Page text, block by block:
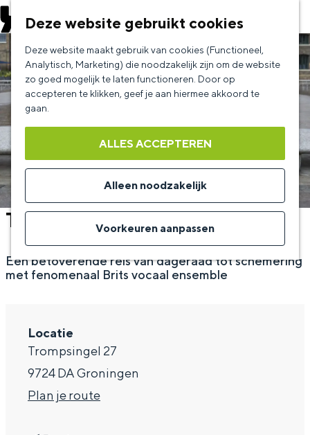
Deze website gebruikt cookies
Deze website maakt gebruik van cookies (Functioneel,
Analytisch, Marketing) die noodzakelijk zijn om de website
zo goed mogelijk te laten functioneren. Door op
accepteren te klikken, geef je aan hiermee akkoord te
gaan.
ALLES ACCEPTEREN
Alleen noodzakelijk
Voorkeuren aanpassen
G
a
n
a
r
d
e
m
The Gesualdo Six
Een betoverende reis van dageraad tot schemering
met fenomenaal Brits vocaal ensemble
Locatie
Trompsingel 27
9724 DA Groningen
Plan je routen